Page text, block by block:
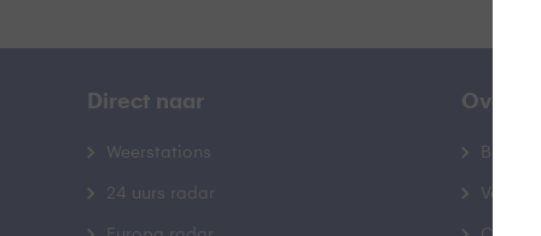
Direct naar
Weerstations
24 uurs radar
Over